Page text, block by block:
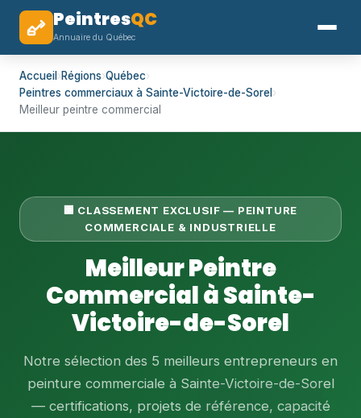
PeintresQC
Annuaire du Québec
Accueil ›Régions›Québec›
Peintres commerciaux à Sainte-Victoire-de-Sorel ›
Meilleur peintre commercial
🏢 CLASSEMENT EXCLUSIF — PEINTURE
COMMERCIALE & INDUSTRIELLE
Meilleur Peintre
Commercial à Sainte-
Victoire-de-Sorel
Notre sélection des 5 meilleurs entrepreneurs en
peinture commerciale à Sainte-Victoire-de-Sorel
— certifications, projets de référence, capacité